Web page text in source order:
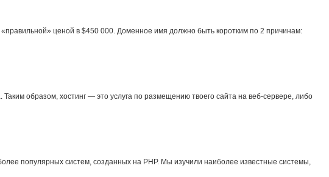
ценой в $450 000. Доменное имя должно быть коротким по 2 причинам:
образом, хостинг — это услуга по размещению твоего сайта на веб-сервере, либо
популярных систем, созданных на PHP. Мы изучили наиболее известные системы,